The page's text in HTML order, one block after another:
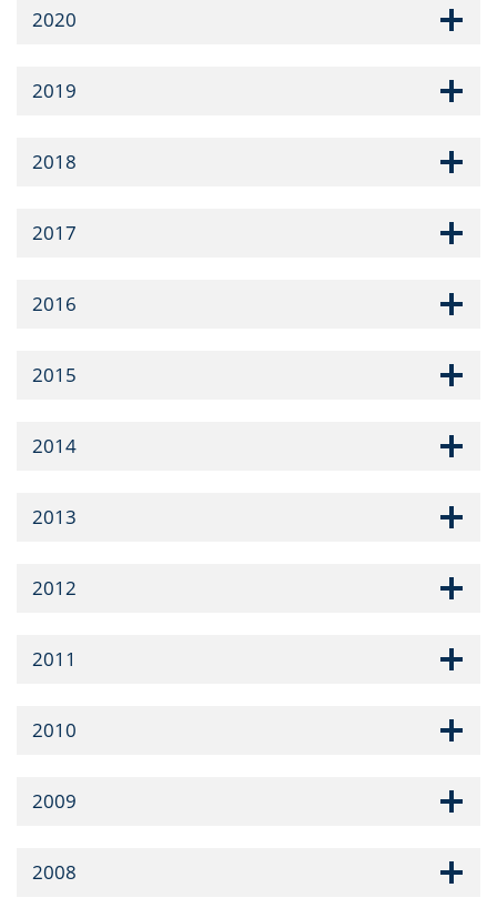
2020
2019
2018
2017
2016
2015
2014
2013
2012
2011
2010
2009
2008